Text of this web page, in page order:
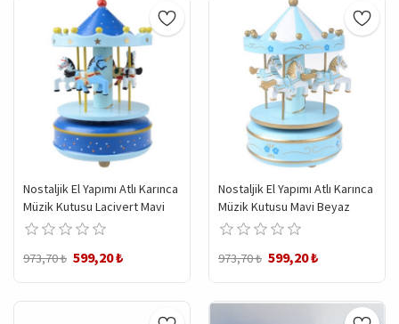
Nostaljik El Yapımı Atlı Karınca
Müzik Kutusu Lacivert Mavi
973,70 ₺ 599,20 ₺
Nostaljik El Yapımı Atlı Karınca
Müzik Kutusu Mavi Beyaz
973,70 ₺ 599,20 ₺